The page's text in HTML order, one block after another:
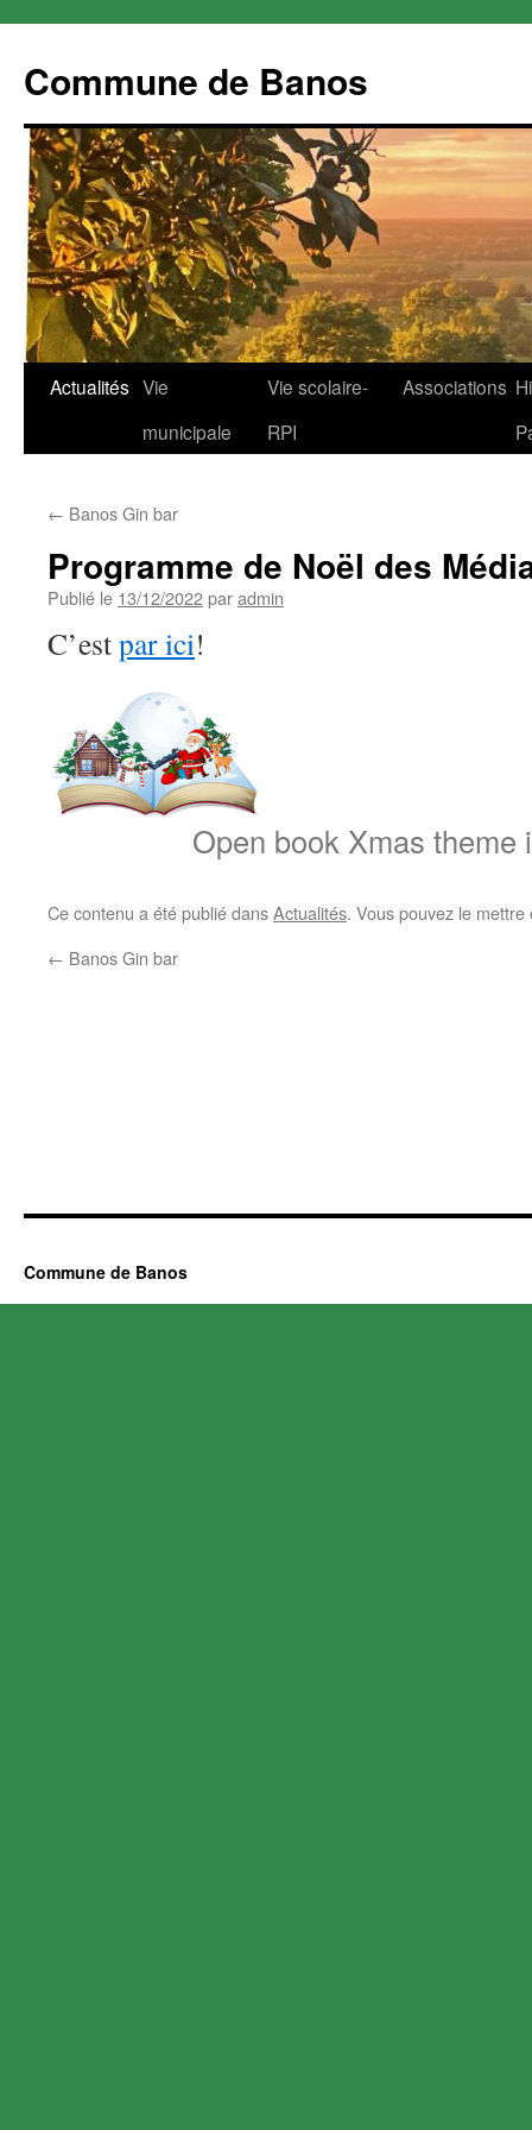
Commune de Banos
Aller
Actualités Vie
municipale
Vie scolaire-
RPI
Associations
← Banos Gin bar
Programme de Noël des
Publié le 13/12/2022paradmin
C’estpar ici!
Open book Xmas theme
Ce contenu a été publié dansActualités. Vous pouvez le
← Banos Gin bar
Commune de Banos